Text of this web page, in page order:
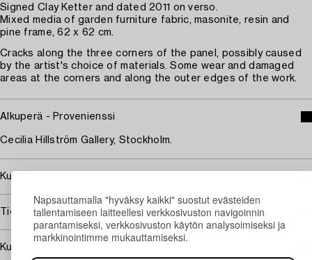
Napsauttamalla "hyväksy kaikki" suostut evästeiden
tallentamiseen laitteellesi verkkosivuston navigoinnin
parantamiseksi, verkkosivuston käytön analysoimiseksi ja
markkinointimme mukauttamiseksi.
Signed Clay Ketter and dated 2011 on verso.
Mixed media of garden furniture fabric, masonite, resin and
pine frame, 62 x 62 cm.
Cracks along the three corners of the panel, possibly caused
by the artist's choice of materials. Some wear and damaged
areas at the corners and along the outer edges of the work.
Alkuperä - Provenienssi
Cecilia Hillström Gallery, Stockholm.
Kuuluu jälleenmyyntikorvauksen piiriin
Tietoa ostamisesta
Kuvan käyttöoikeudet